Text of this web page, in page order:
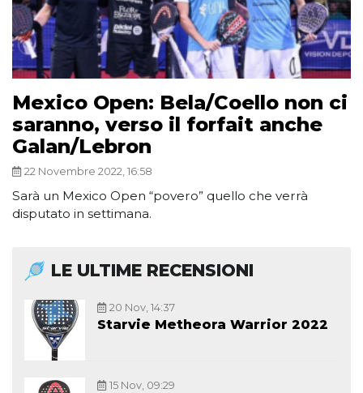
Mexico Open: Bela/Coello non ci
saranno, verso il forfait anche
Galan/Lebron
22 Novembre 2022, 16:58
Sarà un Mexico Open “povero” quello che verrà
disputato in settimana.
LE ULTIME RECENSIONI
20 Nov, 14:37
Starvie Metheora Warrior 2022
15 Nov, 09:29